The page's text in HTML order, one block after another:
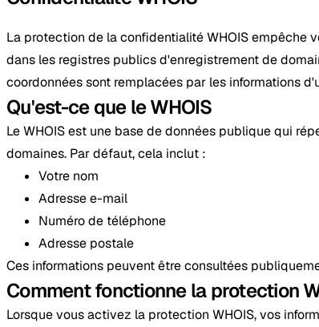
La protection de la confidentialité WHOIS empêche
dans les registres publics d'enregistrement de
coordonnées sont remplacées par les informations
Qu'est-ce que le WHOIS
Le WHOIS est une base de données publique qui
domaines. Par défaut, cela inclut :
Votre nom
Adresse e-mail
Numéro de téléphone
Adresse postale
Ces informations peuvent être consultées
Comment fonctionne la protection
Lorsque vous activez la protection WHOIS, vos